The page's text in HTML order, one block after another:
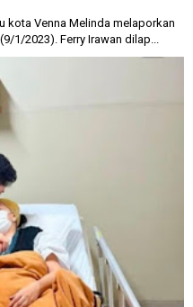
kota Venna Melinda melaporkan
1/2023). Ferry Irawan dilap...